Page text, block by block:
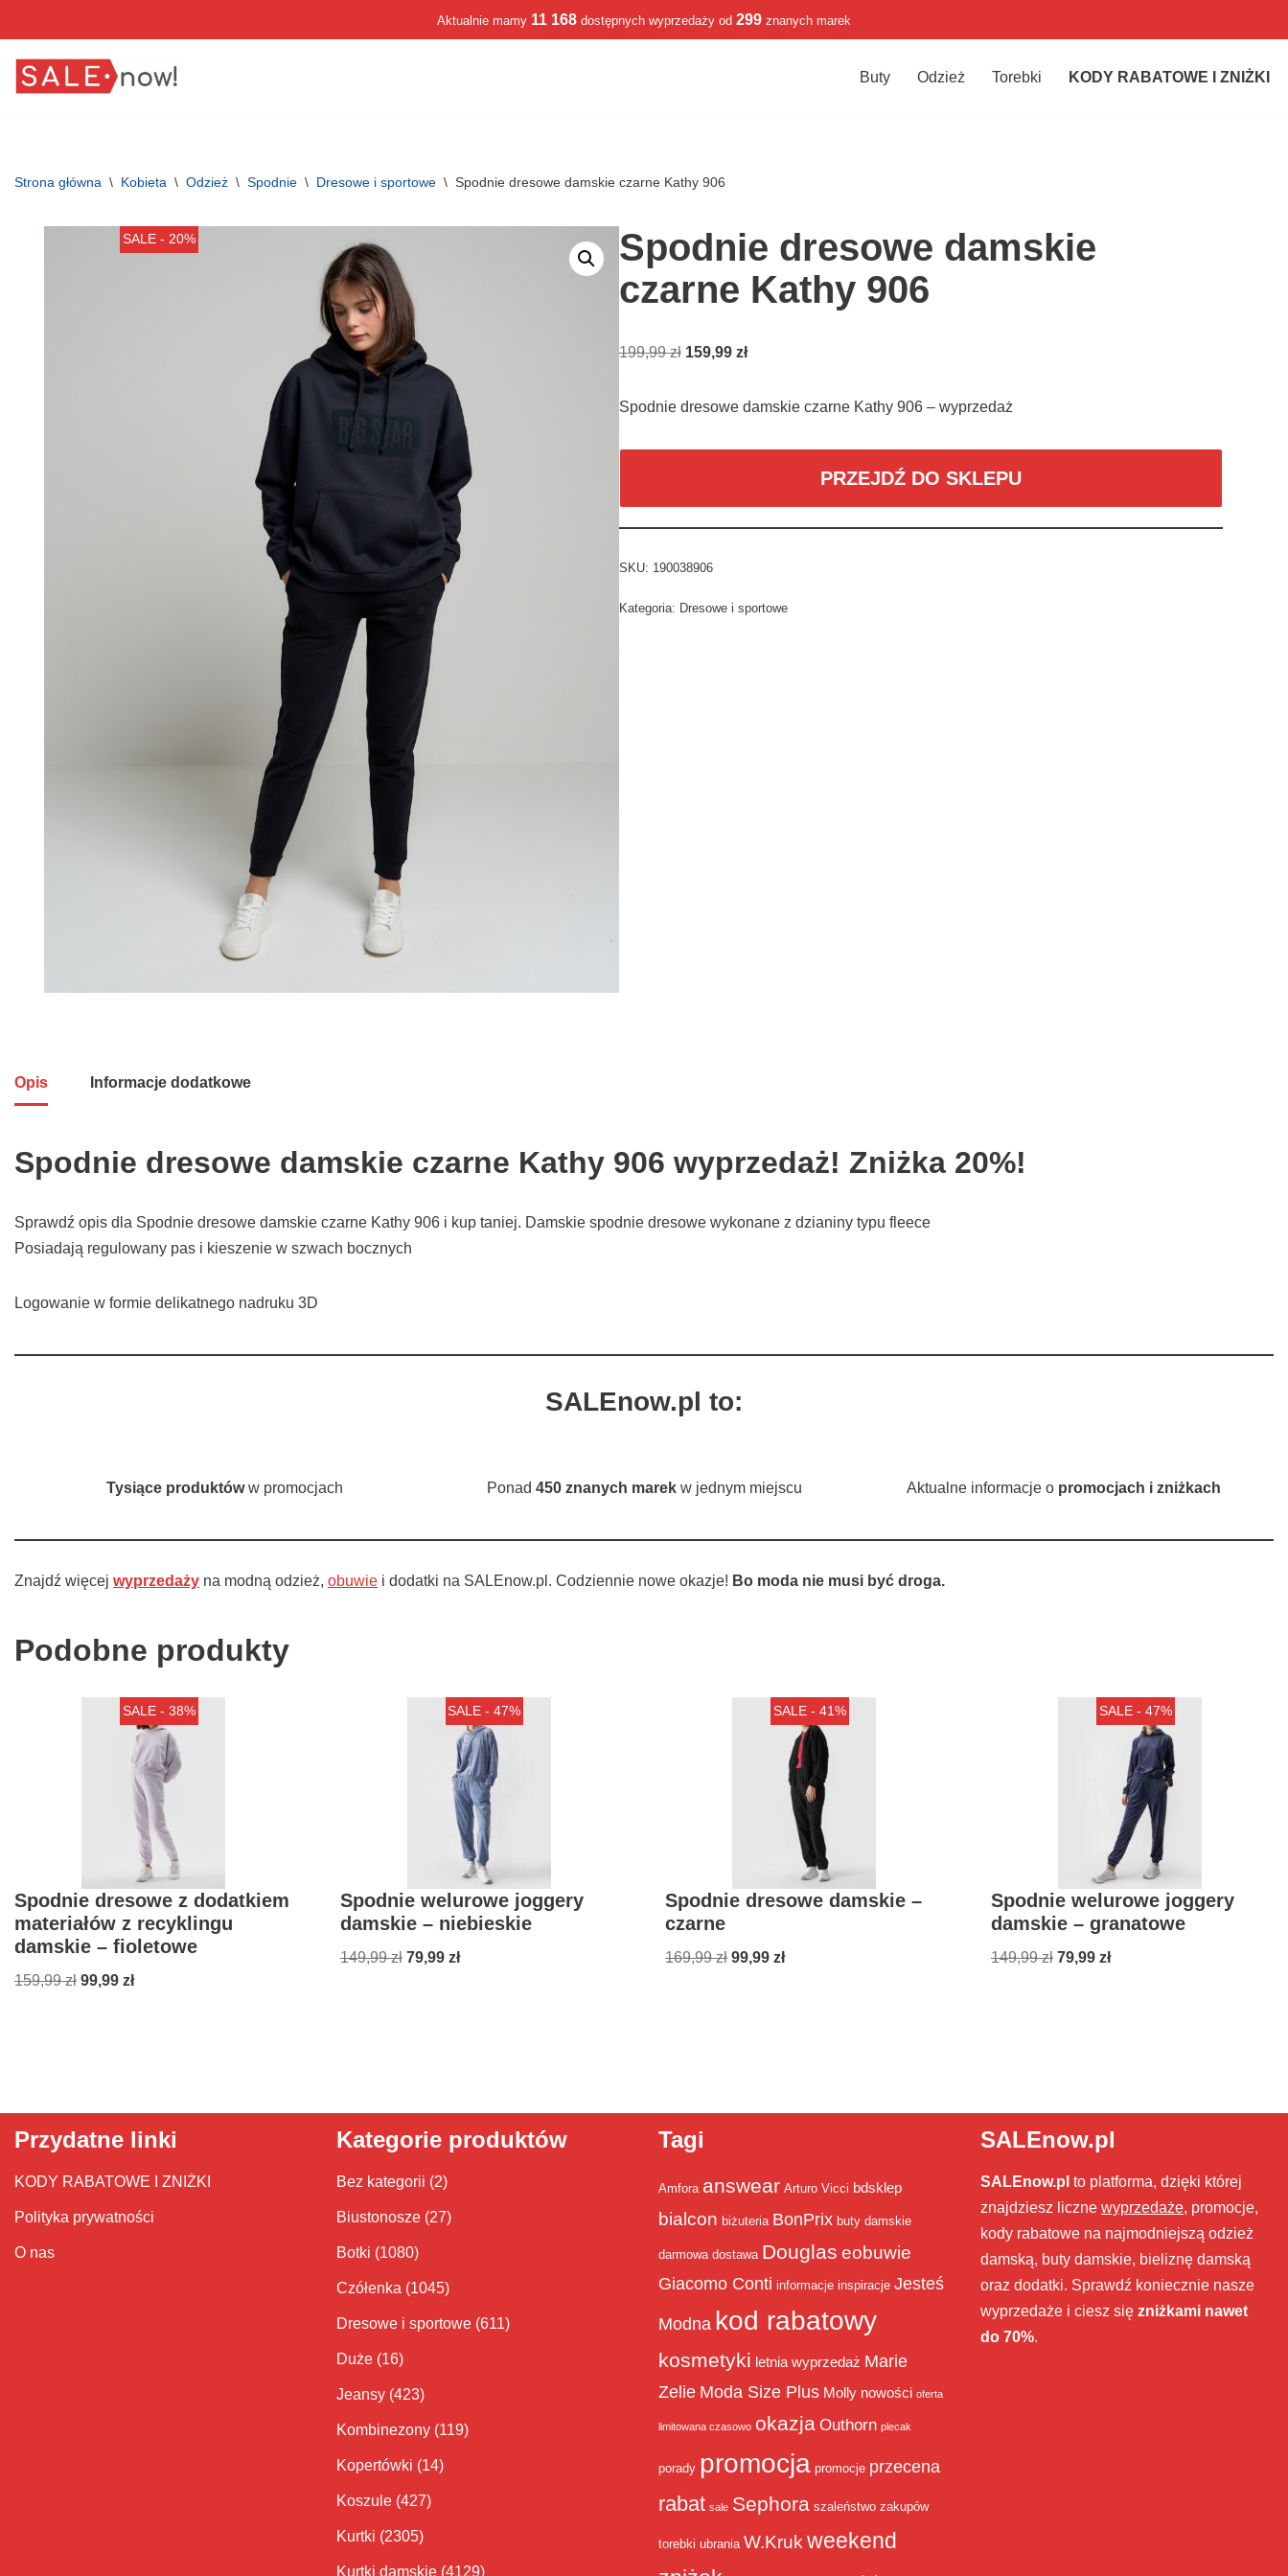
do
Aktualnie mamy 11 168 dostępnych wyprzedaży od 299 znanych marek
Buty Odzież Torebki KODY RABATOWE I ZNIŻKI
Strona główna \ Kobieta \ Odzież \ Spodnie \ Dresowe i sportowe \ Spodnie dresowe damskie czarne Kathy 906
SALE - 20%
Spodnie dresowe damskie
czarne Kathy 906
199,99zł 159,99 zł
Spodnie dresowe damskie czarne Kathy 906 – wyprzedaż
PRZEJDŹ DO SKLEPU
SKU: 190038906
Kategoria: Dresowe i sportowe
Opis Informacje dodatkowe
Spodnie dresowe damskie czarne Kathy 906 wyprzedaż! Zniżka 20%!
Sprawdź opis dla Spodnie dresowe damskie czarne Kathy 906 i kup taniej. Damskie spodnie dresowe wykonane z dzianiny typu fleece
Posiadają regulowany pas i kieszenie w szwach bocznych
Logowanie w formie delikatnego nadruku 3D
SALEnow.pl to:
Tysiące produktóww promocjach Ponad 450 znanych marekw jednym miejscu Aktualne informacje o promocjach i zniżkach
Znajdź więcej wyprzedaży na modną odzież, obuwie i dodatki na SALEnow.pl. Codziennie nowe okazje! Bo moda nie musi być droga.
Podobne produkty
SALE - 38%
Spodnie dresowe z dodatkiem
materiałów z recyklingu
damskie – fioletowe
159,99zł 99,99 zł
SALE - 47%
Spodnie welurowe joggery
damskie – niebieskie
149,99zł 79,99 zł
SALE - 41%
Spodnie dresowe damskie –
czarne
169,99zł 99,99zł
SALE - 47%
Spodnie welurowe joggery
damskie – granatowe
149,99zł 79,99 zł
Przydatne linki
KODY RABATOWE I ZNIŻKI
Polityka prywatności
O nas
Kategorie produktów
Bez kategorii (2)
Biustonosze (27)
Botki (1080)
Czółenka (1045)
Dresowe i sportowe (611)
Duże (16)
Jeansy (423)
Kombinezony (119)
Kopertówki (14)
Koszule (427)
Kurtki (2305)
Kurtki damskie (4129)
Tagi
Amfora answear Arturo Vicci bdsklep
bialcon biżuteria BonPrix buty damskie
darmowa dostawa Douglas eobuwie
Giacomo Conti informacje inspiracje Jesteś
Modna kod rabatowy
kosmetyki letnia wyprzedaż Marie
Zelie Moda Size Plus Molly nowości oferta
limitowana czasowo okazja Outhorn plecak
porady promocja promocje przecena
rabat sale Sephora szaleństwo zakupów
torebki ubrania W.Kruk weekend
SALEnow.pl
SALEnow.pl to platforma, dzięki której
znajdziesz liczne wyprzedaże, promocje,
kody rabatowe na najmodniejszą odzież
damską, buty damskie, bieliznę damską
oraz dodatki. Sprawdź koniecznie nasze
wyprzedaże i ciesz się zniżkami nawet
do 70%.